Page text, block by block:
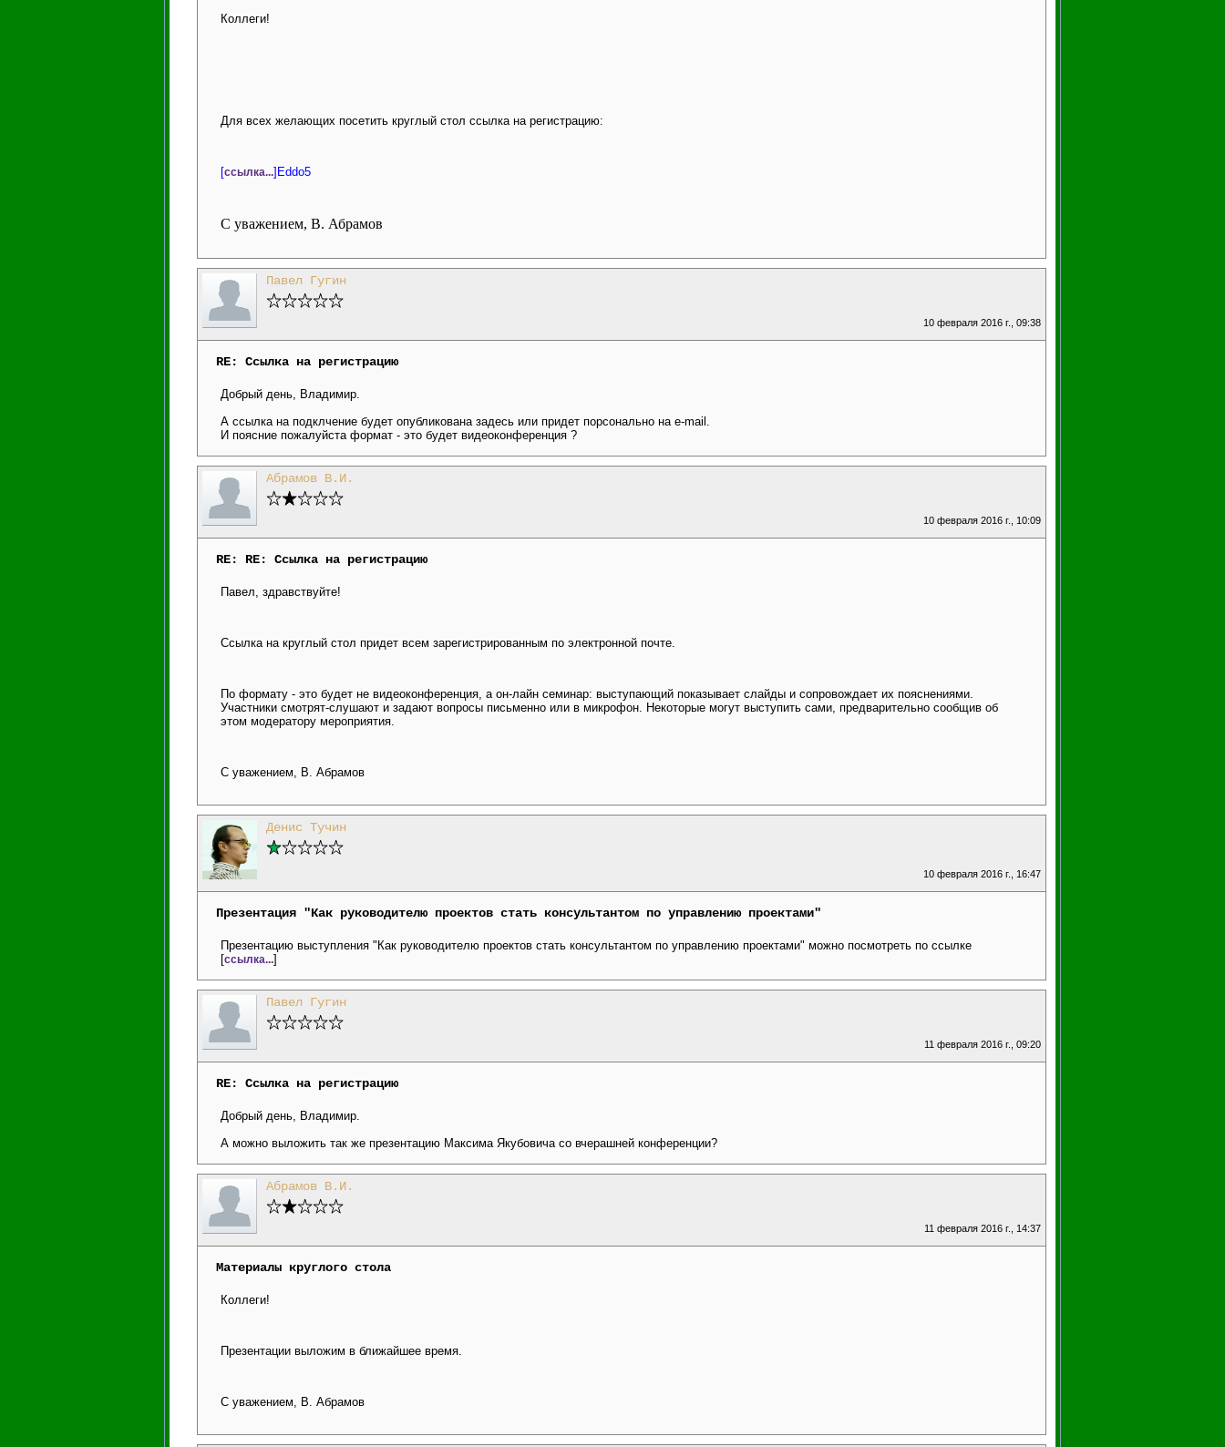
Коллеги!
Для всех желающих посетить круглый стол ссылка на регистрацию:
[ссылка...]Eddo5
С уважением, В. Абрамов
Павел Гугин
10 февраля 2016 г., 09:38
RE: Ссылка на регистрацию
Добрый день, Владимир.
А ссылка на подклчение будет опубликована задесь или придет порсонально на e-mail.
И поясние пожалуйста формат - это будет видеоконференция ?
Абрамов В.И.
10 февраля 2016 г., 10:09
RE: RE: Ссылка на регистрацию
Павел, здравствуйте!
Ссылка на круглый стол придет всем зарегистрированным по электронной почте.
По формату - это будет не видеоконференция, а он-лайн семинар: выступающий показывает слайды и сопровождает их пояснениями.
Участники смотрят-слушают и задают вопросы письменно или в микрофон. Некоторые могут выступить сами, предварительно сообщив об
этом модератору мероприятия.
С уважением, В. Абрамов
Денис Тучин
10 февраля 2016 г., 16:47
Презентация "Как руководителю проектов стать консультантом по управлению проектами"
Презентацию выступления "Как руководителю проектов стать консультантом по управлению проектами" можно посмотреть по ссылке
[ссылка...]
Павел Гугин
11 февраля 2016 г., 09:20
RE: Ссылка на регистрацию
Добрый день, Владимир.
А можно выложить так же презентацию Максима Якубовича со вчерашней конференции?
Абрамов В.И.
11 февраля 2016 г., 14:37
Материалы круглого стола
Коллеги!
Презентации выложим в ближайшее время.
С уважением, В. Абрамов